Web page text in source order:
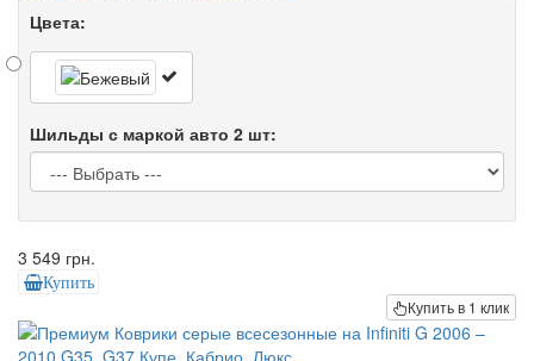
Цвета:
Шильды с маркой авто 2 шт:
3 549 грн.
Купить
Купить в 1 клик